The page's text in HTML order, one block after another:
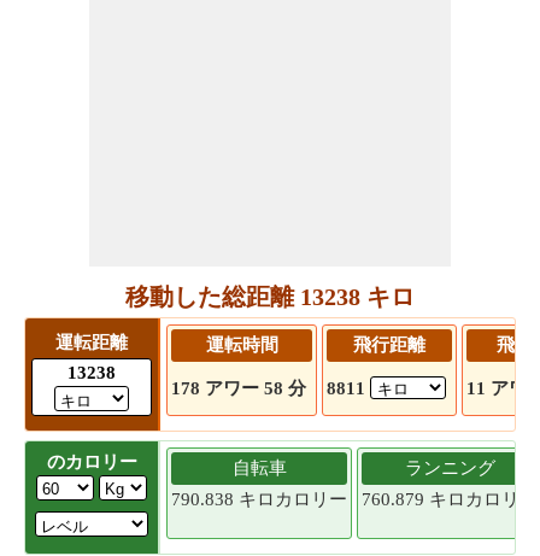
移動した総距離 13238 キロ
運転距離
13238
運転時間
178 アワー 58 分
飛行距離
8811
飛行
11 アワ
のカロリー
自転車
790.838 キロカロリー
ランニング
760.879 キロカロリー